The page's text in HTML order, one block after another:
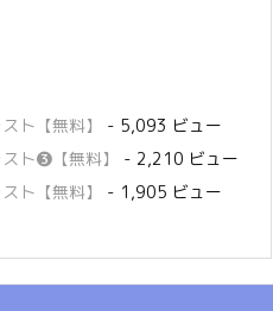
ト【無料】
- 5,093 ビュー
ト❸【無料】
- 2,210 ビュー
ト【無料】
- 1,905 ビュー